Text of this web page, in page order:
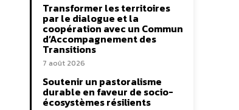
Transformer les territoires
par le dialogue et la
coopération avec un Commun
d’Accompagnement des
Transitions
7 août 2026
Soutenir un pastoralisme
durable en faveur de socio-
écosystèmes résilients